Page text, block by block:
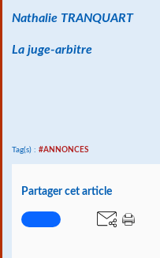
Nathalie TRANQUART
La juge-arbitre
Tag(s) : #ANNONCES
Partager cet article